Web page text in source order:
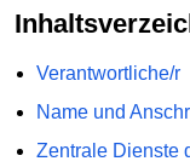
Verantwortliche/r
Name und
Zentrale Dienste